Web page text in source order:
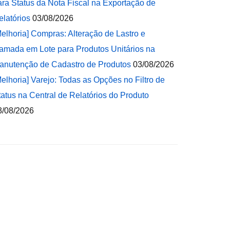
Status da Nota Fiscal na Exportação de
03/08/2026
Compras: Alteração de Lastro e
em Lote para Produtos Unitários na
de Cadastro de Produtos 03/08/2026
Varejo: Todas as Opções no Filtro de
na Central de Relatórios do Produto
08/2026